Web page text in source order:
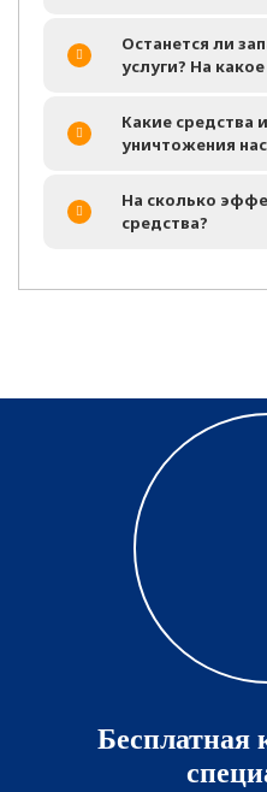
Останется ли
услуги? На
Какие средства
уничтожения
На сколько
средства?
Бесплатная